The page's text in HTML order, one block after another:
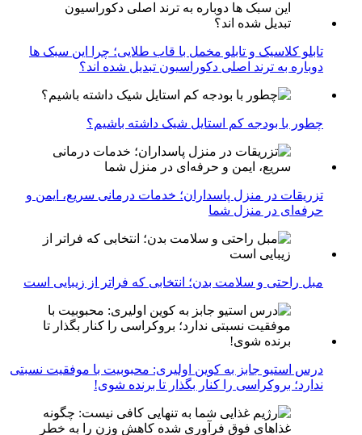
تابلو کلاسیک و تابلو مخمل با قاب طلایی؛ چرا این سبک ها
دوباره به ترند اصلی دکوراسیون تبدیل شده اند؟
چطور با بودجه کم استایل شیک داشته باشیم؟
تزریقات در منزل پاسداران؛ خدمات درمانی سریع، ایمن و
حرفه‌ای در منزل شما
مبل راحتی و سلامت بدن؛ انتخابی که فراتر از زیبایی است
درس استیو جابز به کوین اولیری: محبوبیت با موفقیت نسبتی
ندارد؛ بروکراسی را کنار بگذار تا برنده شوی!